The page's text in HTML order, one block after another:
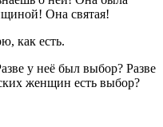
Она святая!
как есть.
у неё был выбор? Разве
женщин есть выбор?